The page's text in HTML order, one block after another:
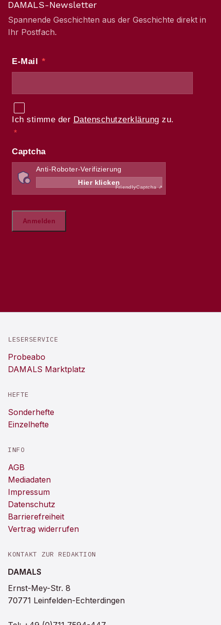
DAMALS-Newsletter
Spannende Geschichten aus der Geschichte direkt in
Ihr Postfach.
LESERSERVICE
Probeabo
DAMALS Marktplatz
HEFTE
Sonderhefte
Einzelhefte
INFO
AGB
Mediadaten
Impressum
Datenschutz
Barrierefreiheit
Vertrag widerrufen
KONTAKT ZUR REDAKTION
DAMALS
Ernst-Mey-Str. 8
70771 Leinfelden-Echterdingen